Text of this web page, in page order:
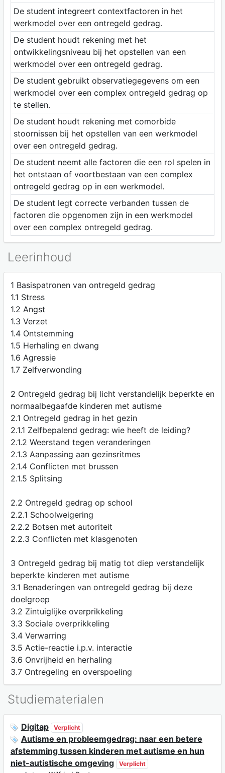
De student integreert contextfactoren in het
werkmodel over een ontregeld gedrag.
De student houdt rekening met het
ontwikkelingsniveau bij het opstellen van een
werkmodel over een ontregeld gedrag.
De student gebruikt observatiegegevens om een
werkmodel over een complex ontregeld gedrag op
te stellen.
De student houdt rekening met comorbide
stoornissen bij het opstellen van een werkmodel
over een ontregeld gedrag.
De student neemt alle factoren die een rol spelen in
het ontstaan of voortbestaan van een complex
ontregeld gedrag op in een werkmodel.
De student legt correcte verbanden tussen de
factoren die opgenomen zijn in een werkmodel
over een complex ontregeld gedrag.
Leerinhoud
1 Basispatronen van ontregeld gedrag
1.1 Stress
1.2 Angst
1.3 Verzet
1.4 Ontstemming
1.5 Herhaling en dwang
1.6 Agressie
1.7 Zelfverwonding
2 Ontregeld gedrag bij licht verstandelijk beperkte en
normaalbegaafde kinderen met autisme
2.1 Ontregeld gedrag in het gezin
2.1.1 Zelfbepalend gedrag: wie heeft de leiding?
2.1.2 Weerstand tegen veranderingen
2.1.3 Aanpassing aan gezinsritmes
2.1.4 Conflicten met brussen
2.1.5 Splitsing
2.2 Ontregeld gedrag op school
2.2.1 Schoolweigering
2.2.2 Botsen met autoriteit
2.2.3 Conflicten met klasgenoten
3 Ontregeld gedrag bij matig tot diep verstandelijk
beperkte kinderen met autisme
3.1 Benaderingen van ontregeld gedrag bij deze
doelgroep
3.2 Zintuiglijke overprikkeling
3.3 Sociale overprikkeling
3.4 Verwarring
3.5 Actie-reactie i.p.v. interactie
3.6 Onvrijheid en herhaling
3.7 Ontregeling en overspoeling
Studiematerialen
Digitap Verplicht
Autisme en probleemgedrag: naar een betere
afstemming tussen kinderen met autisme en hun
niet-autistische omgeving
Verplicht